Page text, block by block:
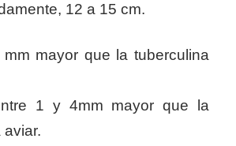
12 a 15 cm.
mayor que la tuberculina
1 y 4mm mayor que la
aviar.